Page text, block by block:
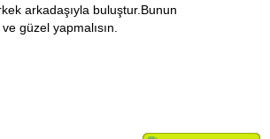
arkadaşıyla buluştur.Bunun
güzel yapmalısın.